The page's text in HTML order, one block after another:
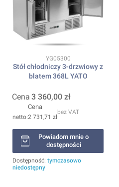
Kod produktu
YG05300
Stół chłodniczy 3-drzwiowy z
blatem 368L YATO
Cena 3 360,00 zł
Cena
2 731,71 zł
bez VAT
Powiadom mnie o
dostępności
Dostępność: tymczasowo
niedostępny